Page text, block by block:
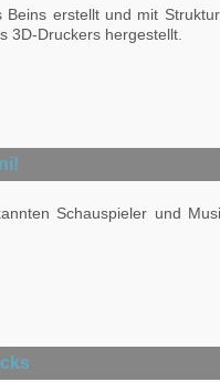
erstellt und mit
3D-Druckers hergestellt.
Schauspieler und